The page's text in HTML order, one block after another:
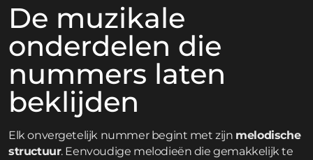
De muzikale
onderdelen die
nummers laten
beklijden
Elk onvergetelijk nummer begint met zijn melodische
structuur. Eenvoudige melodieën die gemakkelijk te